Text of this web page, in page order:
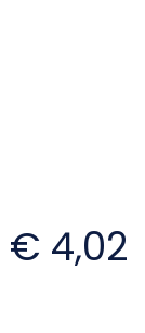
€ 4,02